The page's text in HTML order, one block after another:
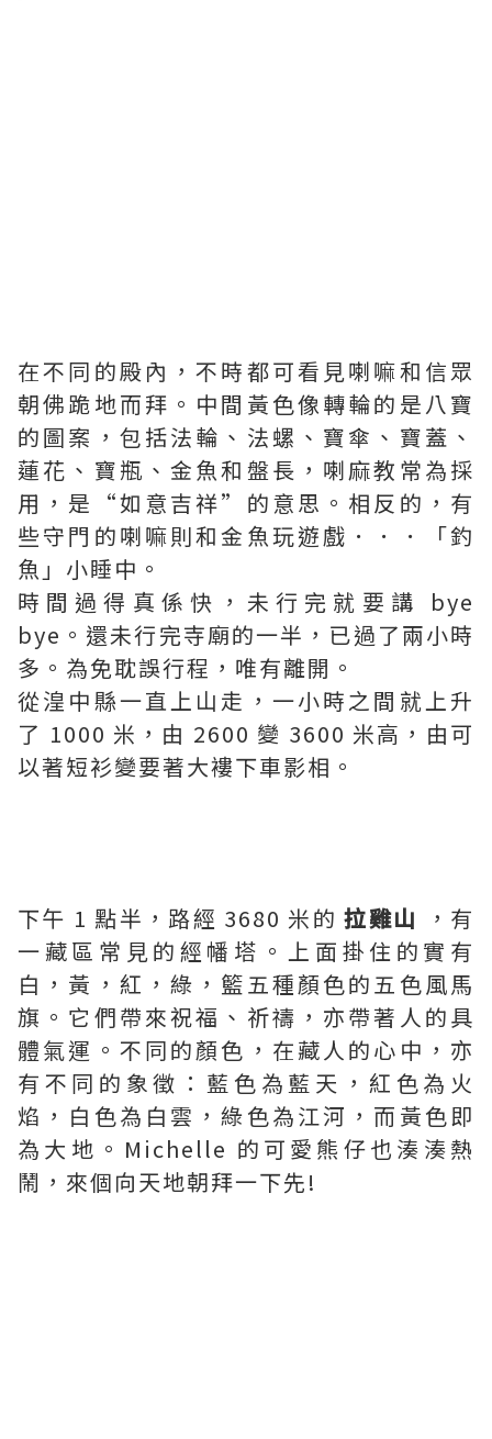
在不同的殿內，不時都可看見喇嘛和信眾
朝佛跪地而拜。中間黃色像轉輪的是八寶
的圖案，包括法輪、法螺、寶傘、寶蓋、
蓮花、寶瓶、金魚和盤長，喇麻教常為採
用，是“如意吉祥”的意思。相反的，有
些守門的喇嘛則和金魚玩遊戲．．．「釣
魚」小睡中。
時間過得真係快，未行完就要講 bye
bye。還未行完寺廟的一半，已過了兩小時
多。為免耽誤行程，唯有離開。
從湟中縣一直上山走，一小時之間就上升
了 1000 米，由 2600 變 3600 米高，由可
以著短衫變要著大褸下車影相。
下午 1 點半，路經 3680 米的拉雞山
，有
一藏區常見的經幡塔。上面掛住的實有
白，黃，紅，綠，籃五種顏色的五色風馬
旗。它們帶來祝福、祈禱，亦帶著人的具
體氣運。不同的顏色，在藏人的心中，亦
有不同的象徵：藍色為藍天，紅色為火
焰，白色為白雲，綠色為江河，而黃色即
為大地。Michelle 的可愛熊仔也湊湊熱
鬧，來個向天地朝拜一下先!